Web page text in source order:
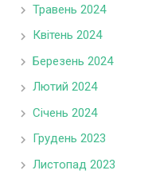
Травень 2024
Квітень 2024
Березень 2024
Лютий 2024
Січень 2024
Грудень 2023
Листопад 2023